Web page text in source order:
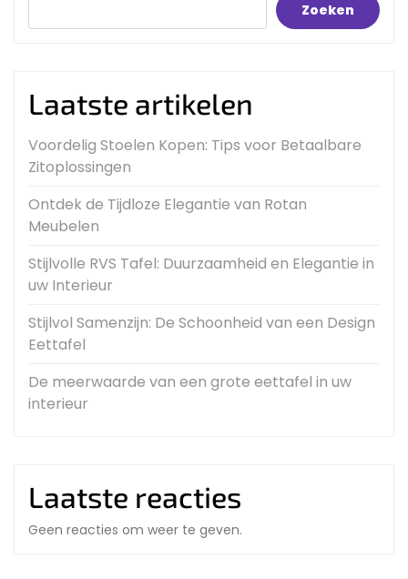
Zoeken
Laatste artikelen
Voordelig Stoelen Kopen: Tips voor Betaalbare
Zitoplossingen
Ontdek de Tijdloze Elegantie van Rotan
Meubelen
Stijlvolle RVS Tafel: Duurzaamheid en Elegantie in
uw Interieur
Stijlvol Samenzijn: De Schoonheid van een Design
Eettafel
De meerwaarde van een grote eettafel in uw
interieur
Laatste reacties
Geen reacties om weer te geven.